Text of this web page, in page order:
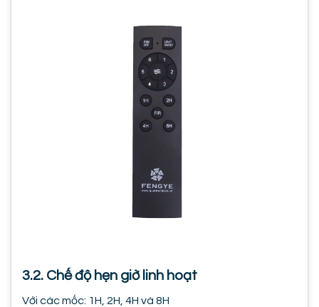
3.2. Chế độ hẹn giờ linh hoạt
Với các mốc: 1H, 2H, 4H và 8H